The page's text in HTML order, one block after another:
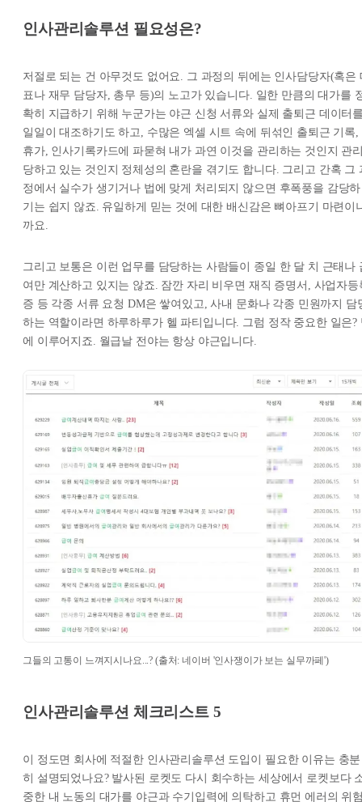
인사관리솔루션 필요성은?
저절로 되는 건 아무것도 없어요. 그 과정의 뒤에는 인사담당자(혹은
표나 재무 담당자, 총무 등)의 노고가 있습니다. 일한 만큼의 대가를
확히 지급하기 위해 누군가는 야근 신청 서류와 실제 출퇴근 데이터
일일이 대조하기도 하고, 수많은 엑셀 시트 속에 뒤섞인 출퇴근 기록,
휴가, 인사기록카드에 파묻혀 내가 과연 이것을 관리하는 것인지 관
당하고 있는 것인지 정체성의 혼란을 겪기도 합니다. 그리고 간혹 그
정에서 실수가 생기거나 법에 맞게 처리되지 않으면 후폭풍을 감당하
기는 쉽지 않죠. 유일하게 믿는 것에 대한 배신감은 뼈아프기 마련이
까요.
그리고 보통은 이런 업무를 담당하는 사람들이 종일 한 달 치 근태나
여만 계산하고 있지는 않죠. 잠깐 자리 비우면 재직 증명서, 사업자등
증 등 각종 서류 요청 DM은 쌓여있고, 사내 문화나 각종 민원까지 담
하는 역할이라면 하루하루가 헬 파티입니다. 그럼 정작 중요한 일은?
에 이루어지죠. 월급날 전야는 항상 야근입니다.
그들의 고통이 느껴지시나요...? (출처: 네이버 '인사쟁이가 보는 실무까페')
인사관리솔루션 체크리스트 5
이 정도면 회사에 적절한 인사관리솔루션 도입이 필요한 이유는 충분
히 설명되었나요? 발사된 로켓도 다시 회수하는 세상에서 로켓보다
중한 내 노동의 대가를 야근과 수기입력에 의탁하고 휴먼 에러의 위